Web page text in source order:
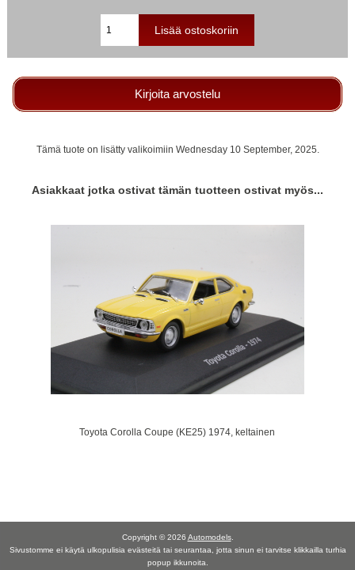
Kirjoita arvostelu
Tämä tuote on lisätty valikoimiin Wednesday 10 September, 2025.
Asiakkaat jotka ostivat tämän tuotteen ostivat myös...
Toyota Corolla Coupe (KE25) 1974, keltainen
Copyright © 2026 Automodels.
Sivustomme ei käytä ulkopulisia evästeitä tai seurantaa, jotta sinun ei tarvitse klikkailla turhia
popup ikkunoita.